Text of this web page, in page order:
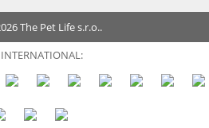
The Pet Life s.r.o..
INTERNATIONAL: